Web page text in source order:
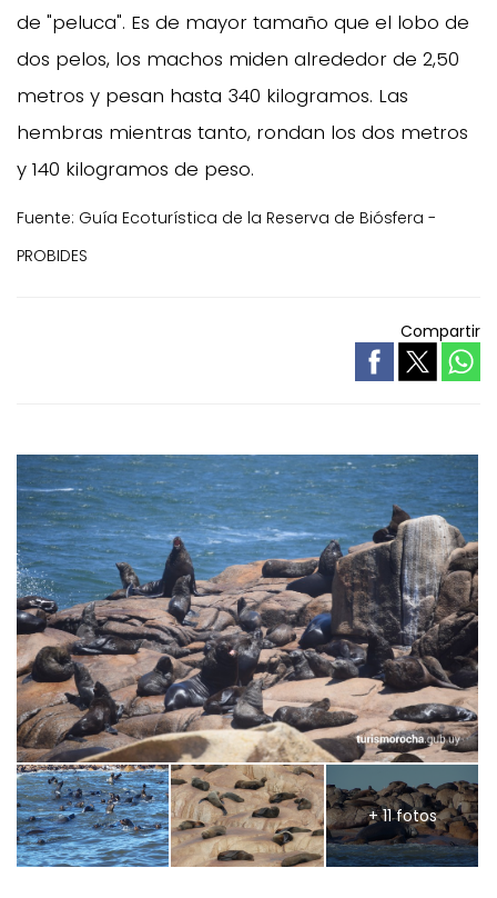
de "peluca". Es de mayor tamaño que el lobo de
dos pelos, los machos miden alrededor de 2,50
metros y pesan hasta 340 kilogramos. Las
hembras mientras tanto, rondan los dos metros
y 140 kilogramos de peso.
Fuente: Guía Ecoturística de la Reserva de Biósfera -
PROBIDES
Compartir
+ 11 fotos